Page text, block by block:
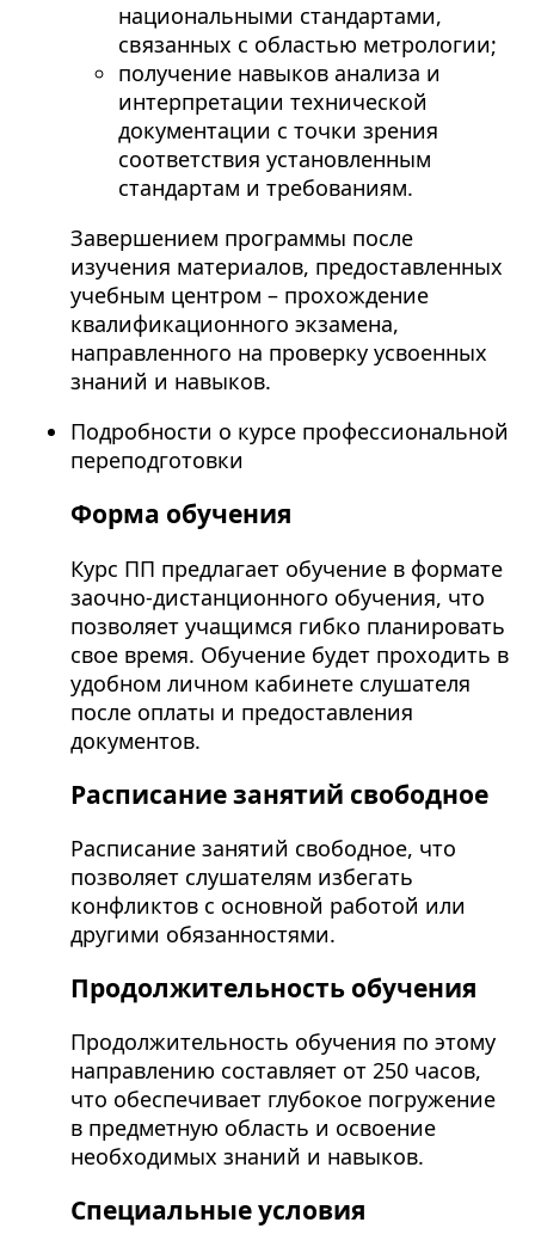
национальными стандартами,
связанных с областью метрологии;
получение навыков анализа и
интерпретации технической
документации с точки зрения
соответствия установленным
стандартам и требованиям.
Завершением программы после
изучения материалов, предоставленных
учебным центром – прохождение
квалификационного экзамена,
направленного на проверку усвоенных
знаний и навыков.
Подробности о курсе профессиональной
переподготовки
Форма обучения
Курс ПП предлагает обучение в формате
заочно-дистанционного обучения, что
позволяет учащимся гибко планировать
свое время. Обучение будет проходить в
удобном личном кабинете слушателя
после оплаты и предоставления
документов.
Расписание занятий свободное
Расписание занятий свободное, что
позволяет слушателям избегать
конфликтов с основной работой или
другими обязанностями.
Продолжительность обучения
Продолжительность обучения по этому
направлению составляет от 250 часов,
что обеспечивает глубокое погружение
в предметную область и освоение
необходимых знаний и навыков.
Специальные условия